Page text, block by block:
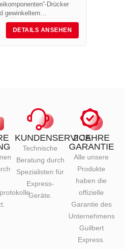
Drücker
gewinkeltem
DETAILS ANSEHEN
KUNDENSERVICE
Technische
Beratung durch
Spezialisten für
Express-
Geräte.
2 JAHRE
GARANTIE
Alle unsere
Produkte
haben die
offizielle
Garantie des
Unternehmens
Guilbert
Express.